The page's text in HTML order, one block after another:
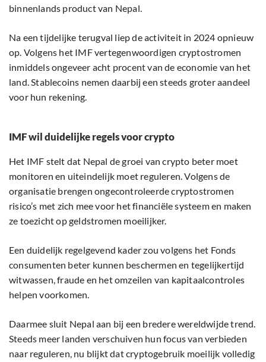
binnenlands product van Nepal.
Na een tijdelijke terugval liep de activiteit in 2024 opnieuw
op. Volgens het IMF vertegenwoordigen cryptostromen
inmiddels ongeveer acht procent van de economie van het
land. Stablecoins nemen daarbij een steeds groter aandeel
voor hun rekening.
IMF wil duidelijke regels voor crypto
Het IMF stelt dat Nepal de groei van crypto beter moet
monitoren en uiteindelijk moet reguleren. Volgens de
organisatie brengen ongecontroleerde cryptostromen
risico’s met zich mee voor het financiële systeem en maken
ze toezicht op geldstromen moeilijker.
Een duidelijk regelgevend kader zou volgens het Fonds
consumenten beter kunnen beschermen en tegelijkertijd
witwassen, fraude en het omzeilen van kapitaalcontroles
helpen voorkomen.
Daarmee sluit Nepal aan bij een bredere wereldwijde trend.
Steeds meer landen verschuiven hun focus van verbieden
naar reguleren, nu blijkt dat cryptogebruik moeilijk volledig